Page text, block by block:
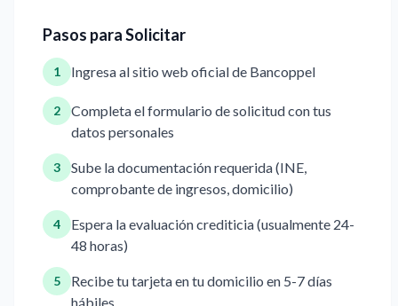
Pasos para Solicitar
1 Ingresa al sitio web oficial de Bancoppel
2
Completa el formulario de solicitud con tus
datos personales
3
Sube la documentación requerida (INE,
comprobante de ingresos, domicilio)
4
Espera la evaluación crediticia (usualmente 24-
48 horas)
5
Recibe tu tarjeta en tu domicilio en 5-7 días
hábiles